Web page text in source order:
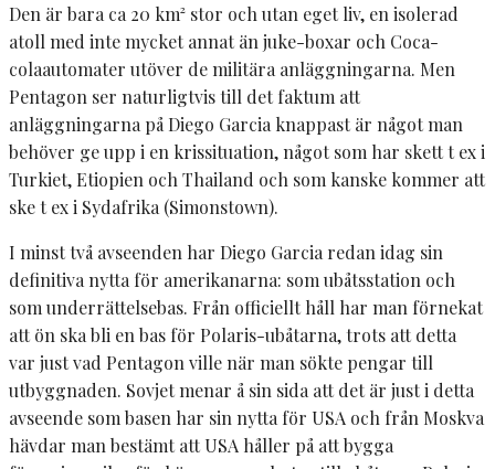
Den är bara ca 20 km² stor och utan eget liv, en isolerad
atoll med inte mycket annat än juke-boxar och Coca-
colaautomater utöver de militära anläggningarna. Men
Pentagon ser naturligtvis till det faktum att
anläggningarna på Diego Garcia knappast är något man
behöver ge upp i en krissituation, något som har skett t ex i
Turkiet, Etiopien och Thailand och som kanske kommer att
ske t ex i Sydafrika (Simonstown).
I minst två avseenden har Diego Garcia redan idag sin
definitiva nytta för amerikanarna: som ubåtsstation och
som underrättelsebas. Från officiellt håll har man förnekat
att ön ska bli en bas för Polaris-ubåtarna, trots att detta
var just vad Pentagon ville när man sökte pengar till
utbyggnaden. Sovjet menar å sin sida att det är just i detta
avseende som basen har sin nytta för USA och från Moskva
hävdar man bestämt att USA håller på att bygga